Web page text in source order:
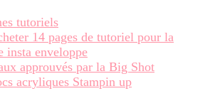
tutoriels
14 pages de tutoriel pour la
insta enveloppe
approuvés par la Big Shot
acryliques Stampin up